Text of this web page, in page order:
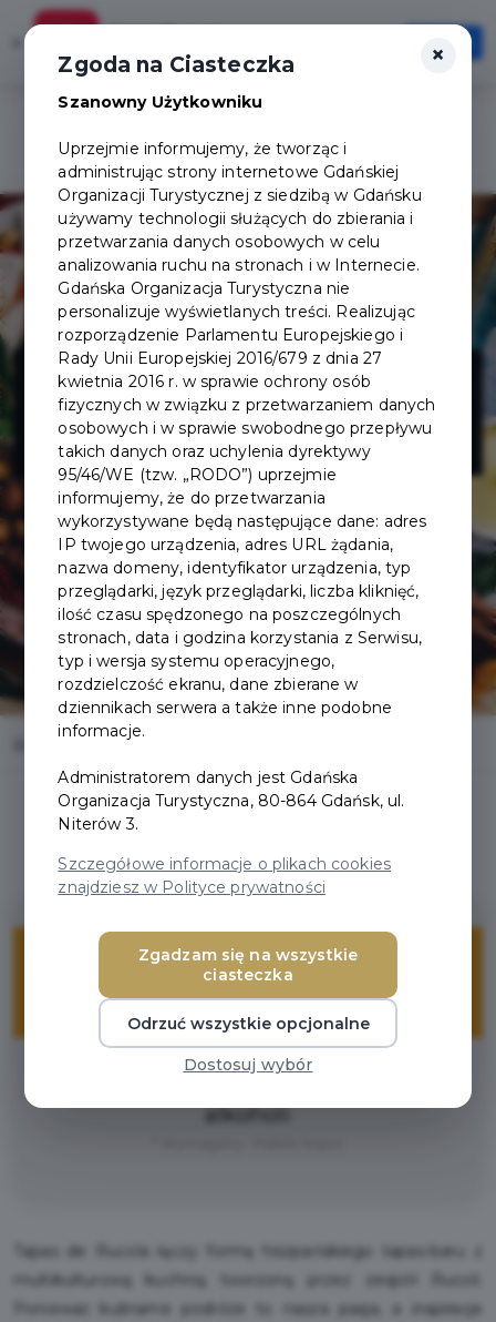
× Szybciej, wygodniej, zawsze pod ręką
Otwórz
TAPAS DE
RUCOLA
10%
ZNIŻKI
alkoholi
Tapas de Rucola łączy formę hiszpańskiego tapas-baru z
multikulturową kuchnią tworzoną przez zespół Rucoli.
Ponieważ kulinarne podróże to nasza pasja, a inspiracje
×
Zgoda na Ciasteczka
Szanowny Użytkowniku
Uprzejmie informujemy, że tworząc i
administrując strony internetowe Gdańskiej
Organizacji Turystycznej z siedzibą w Gdańsku
używamy technologii służących do zbierania i
przetwarzania danych osobowych w celu
analizowania ruchu na stronach i w Internecie.
Gdańska Organizacja Turystyczna nie
personalizuje wyświetlanych treści. Realizując
rozporządzenie Parlamentu Europejskiego i
Rady Unii Europejskiej 2016/679 z dnia 27
kwietnia 2016 r. w sprawie ochrony osób
fizycznych w związku z przetwarzaniem danych
osobowych i w sprawie swobodnego przepływu
takich danych oraz uchylenia dyrektywy
95/46/WE (tzw. „RODO”) uprzejmie
informujemy, że do przetwarzania
wykorzystywane będą następujące dane: adres
IP twojego urządzenia, adres URL żądania,
nazwa domeny, identyfikator urządzenia, typ
przeglądarki, język przeglądarki, liczba kliknięć,
ilość czasu spędzonego na poszczególnych
stronach, data i godzina korzystania z Serwisu,
typ i wersja systemu operacyjnego,
rozdzielczość ekranu, dane zbierane w
dziennikach serwera a także inne podobne
informacje.
Administratorem danych jest Gdańska
Organizacja Turystyczna, 80-864 Gdańsk, ul.
Niterów 3.
Szczegółowe informacje o plikach cookies
znajdziesz w Polityce prywatności
Zgadzam się na wszystkie
ciasteczka
Odrzuć wszystkie opcjonalne
Dostosuj wybór